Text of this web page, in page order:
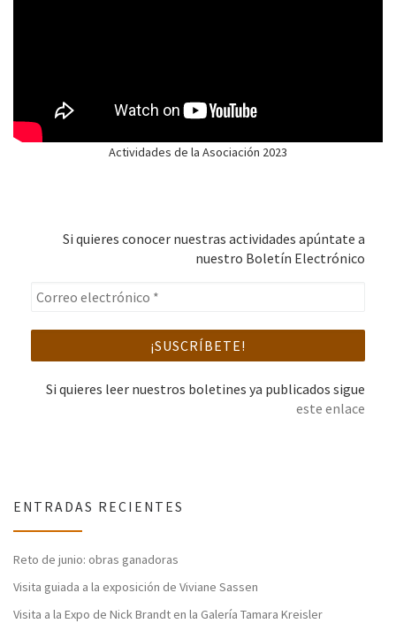
Actividades de la Asociación 2023
Si quieres conocer nuestras actividades apúntate a
nuestro Boletín Electrónico
Si quieres leer nuestros boletines ya publicados sigue
este enlace
ENTRADAS RECIENTES
Reto de junio: obras ganadoras
Visita guiada a la exposición de Viviane Sassen
Visita a la Expo de Nick Brandt en la Galería Tamara Kreisler